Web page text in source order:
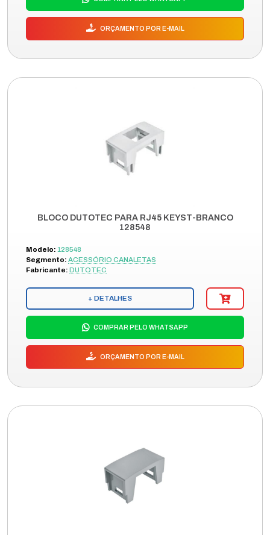
ORÇAMENTO POR E-MAIL
BLOCO DUTOTEC PARA RJ45 KEYST-BRANCO
128548
Modelo: 128548
Segmento: ACESSÓRIO CANALETAS
Fabricante: DUTOTEC
+ DETALHES
COMPRAR PELO WHATSAPP
ORÇAMENTO POR E-MAIL